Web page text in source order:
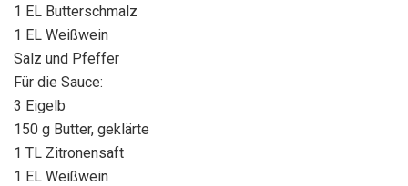
1 EL Butterschmalz
1 EL Weißwein
Salz und Pfeffer
Für die Sauce:
3 Eigelb
150 g Butter, geklärte
1 TL Zitronensaft
1 EL Weißwein